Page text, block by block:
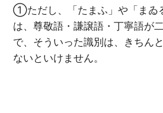
①ただし、「たまふ」や「まゐ
は、尊敬語・謙譲語・丁寧語が
で、そういった識別は、きちん
ないといけません。